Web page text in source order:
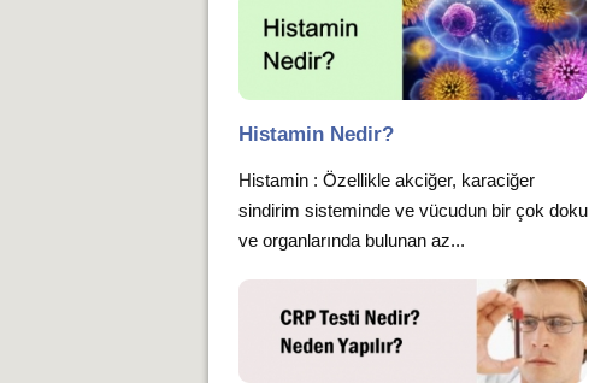
Histamin Nedir?
Histamin : Özellikle akciğer, karaciğer
sindirim sisteminde ve vücudun bir çok doku
ve organlarında bulunan az...